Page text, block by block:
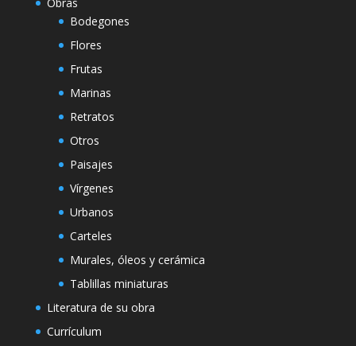
Bodegones
Flores
Frutas
Marinas
Retratos
Otros
Paisajes
Vírgenes
Urbanos
Carteles
Murales, óleos y cerámica
Tablillas miniaturas
Literatura de su obra
Currículum